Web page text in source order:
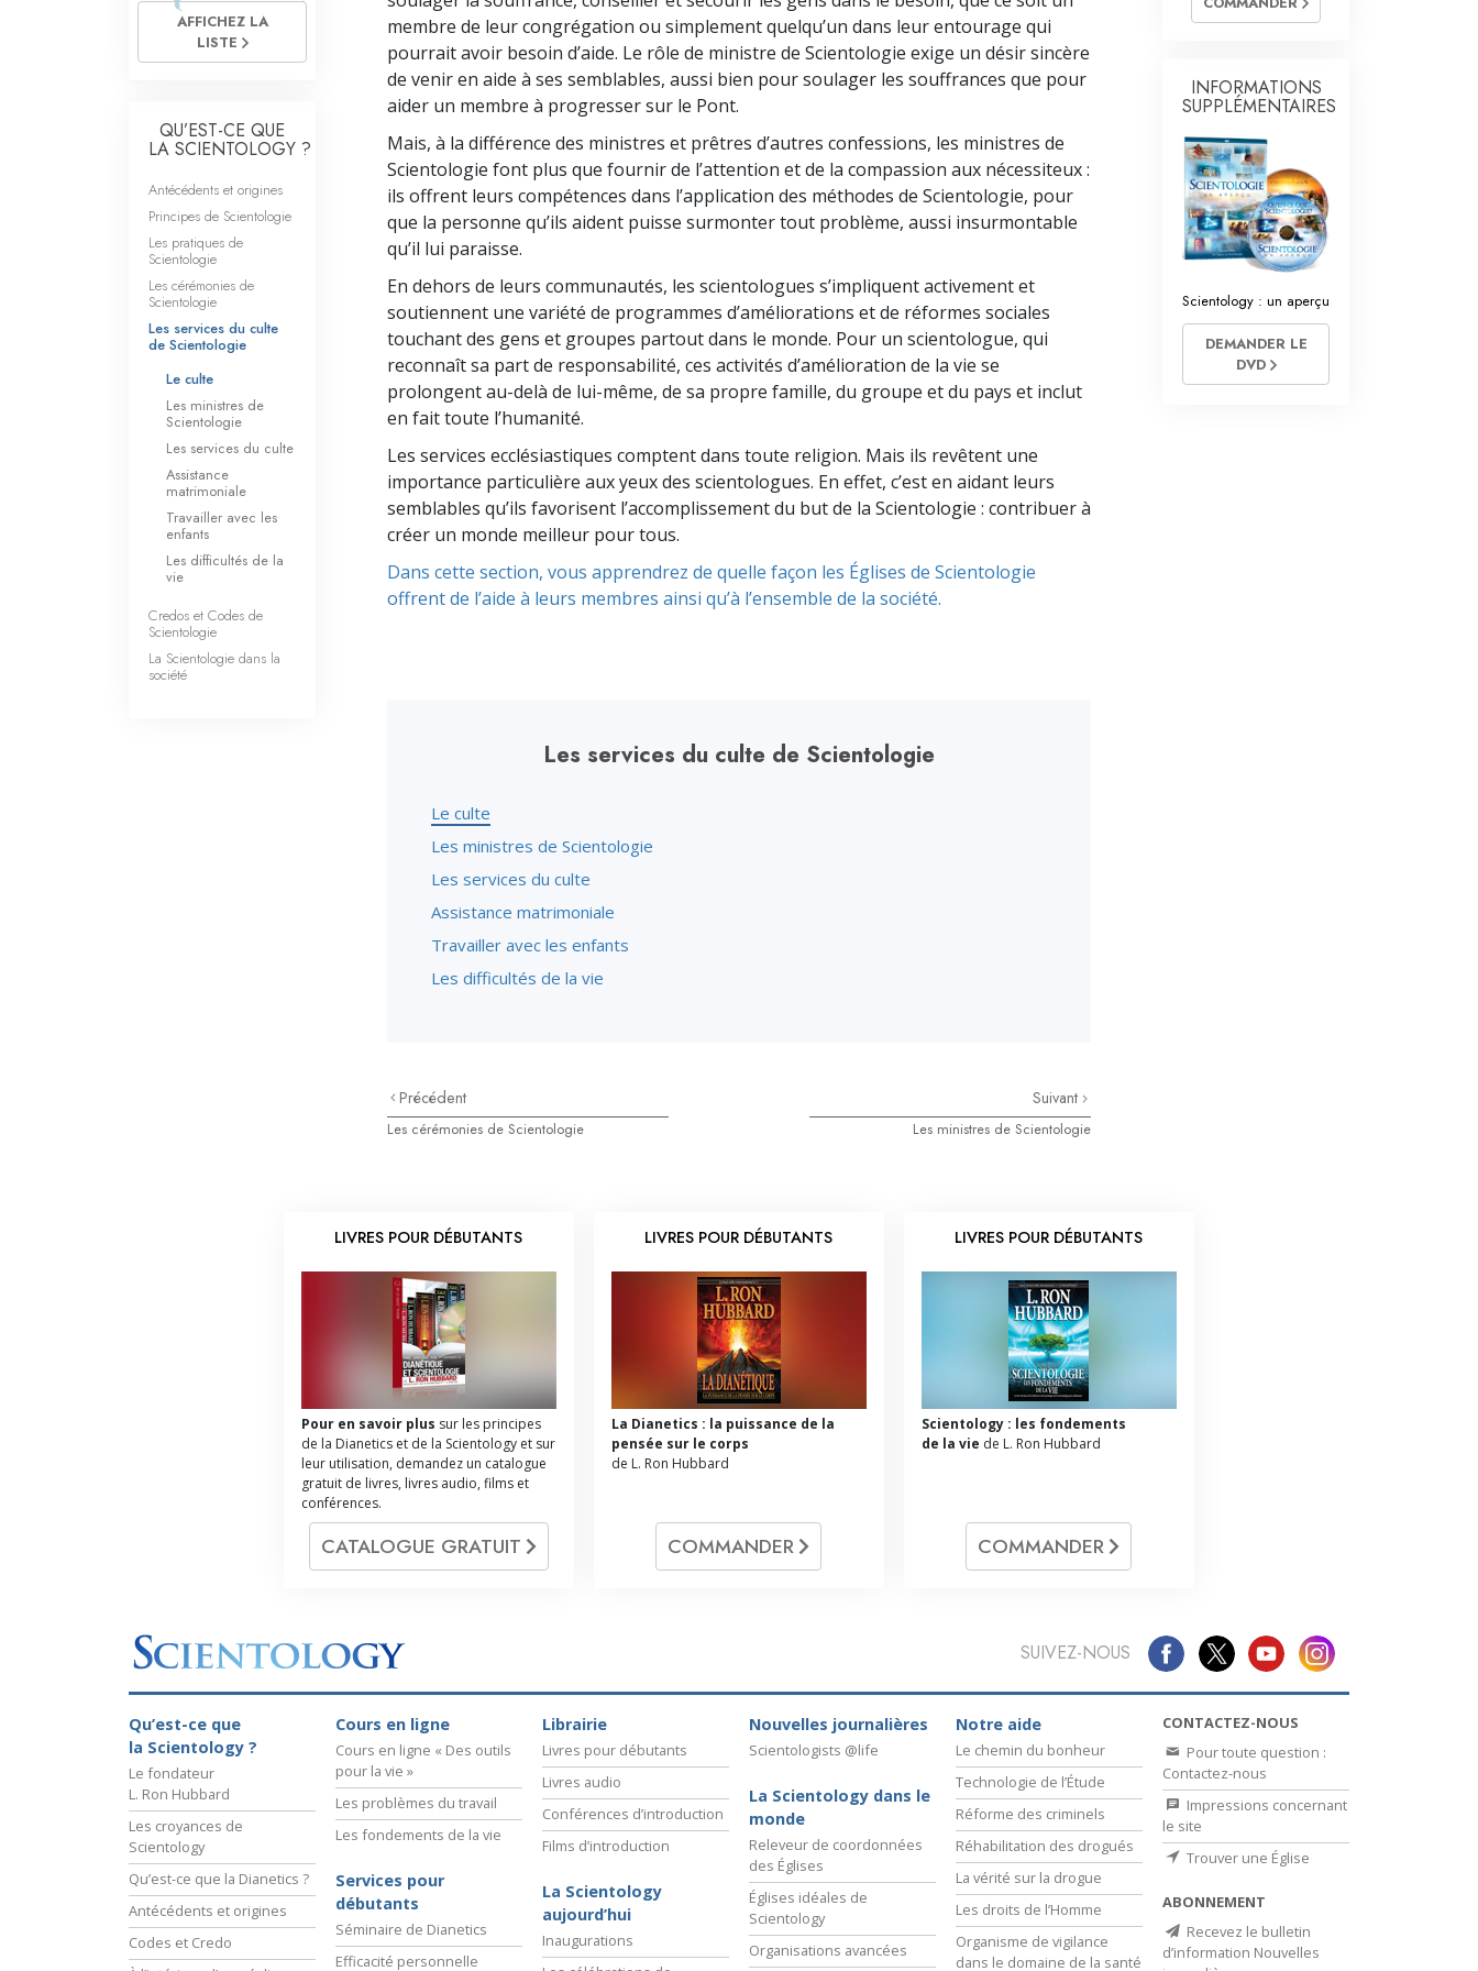
Qu’est-ce que la grandeur ? L’échelle des tons émotionnels
Réponses aux drogues
Des outils pour le monde du travail
L’éthique et les conditions
La raison de l’oppression
Les fondements de l’organisation
Les fondements des relations publiques
membre de leur congrégation ou simplement quelqu’un dans leur entourage qui
pourrait avoir besoin d’aide. Le rôle de ministre de Scientologie exige un désir sincère
de venir en aide à ses semblables, aussi bien pour soulager les souffrances que pour
aider un membre à progresser sur le Pont.
Mais, à la différence des ministres et prêtres d’autres confessions, les ministres de
Scientologie font plus que fournir de l’attention et de la compassion aux nécessiteux :
ils offrent leurs compétences dans l’application des méthodes de Scientologie, pour
que la personne qu’ils aident puisse surmonter tout problème, aussi insurmontable
qu’il lui paraisse.
En dehors de leurs communautés, les scientologues s’impliquent activement et
soutiennent une variété de programmes d’améliorations et de réformes sociales
touchant des gens et groupes partout dans le monde. Pour un scientologue, qui
reconnaît sa part de responsabilité, ces activités d’amélioration de la vie se
prolongent au-delà de lui-même, de sa propre famille, du groupe et du pays et inclut
en fait toute l’humanité.
Les services ecclésiastiques comptent dans toute religion. Mais ils revêtent une
importance particulière aux yeux des scientologues. En effet, c’est en aidant leurs
semblables qu’ils favorisent l’accomplissement du but de la Scientologie : contribuer à
créer un monde meilleur pour tous.
Dans cette section, vous apprendrez de quelle façon les Églises de Scientologie
offrent de l’aide à leurs membres ainsi qu’à l’ensemble de la société.
Les services du culte de Scientologie
Le culte
Les ministres de Scientologie
Les services du culte
Assistance matrimoniale
Travailler avec les enfants
Les difficultés de la vie
Précédent
Les cérémonies de Scientologie
Suivant
Les ministres de Scientologie
AFFICHEZ LA
LISTE
QU’EST-CE QUE
LA SCIENTOLOGY ?
Antécédents et origines
Principes de Scientologie
Les pratiques de
Scientologie
Les cérémonies de
Scientologie
Les services du culte
de Scientologie
Le culte
Les ministres de
Scientologie
Les services du culte
Assistance
matrimoniale
Travailler avec les
enfants
Les difficultés de la
vie
Credos et Codes de
Scientologie
La Scientologie dans la
société
INFORMATIONS
SUPPLÉMENTAIRES
Scientology : un aperçu
DEMANDER LE
DVD
LIVRES POUR DÉBUTANTS
Pour en savoir plus sur les principes
de la Dianetics et de la Scientology et sur
leur utilisation, demandez un catalogue
gratuit de livres, livres audio, films et
conférences.
CATALOGUE GRATUIT
LIVRES POUR DÉBUTANTS
La Dianetics : la puissance de la
pensée sur le corps
de L. Ron Hubbard
COMMANDER
LIVRES POUR DÉBUTANTS
Scientology : les fondements
de la vie de L. Ron Hubbard
COMMANDER
SUIVEZ-NOUS
Qu’est-ce que
la Scientology ?
Le fondateur
L. Ron Hubbard
Les croyances de
Scientology
Qu’est-ce que la Dianetics ?
Antécédents et origines
Codes et Credo
Cours en ligne
Cours en ligne « Des outils
pour la vie »
Les problèmes du travail
Les fondements de la vie
Services pour
débutants
Séminaire de Dianetics
Efficacité personnelle
Librairie
Livres pour débutants
Livres audio
Conférences d’introduction
Films d’introduction
La Scientology
aujourd’hui
Inaugurations
Nouvelles journalières
Scientologists @life
La Scientology dans le
monde
Releveur de coordonnées
des Églises
Églises idéales de
Scientology
Organisations avancées
Notre aide
Le chemin du bonheur
Technologie de l’Étude
Réforme des criminels
Réhabilitation des drogués
La vérité sur la drogue
Les droits de l’Homme
Organisme de vigilance
dans le domaine de la santé
CONTACTEZ-NOUS
Pour toute question :
Contactez-nous
Impressions concernant
le site
Trouver une Église
ABONNEMENT
Recevez le bulletin
d’information Nouvelles